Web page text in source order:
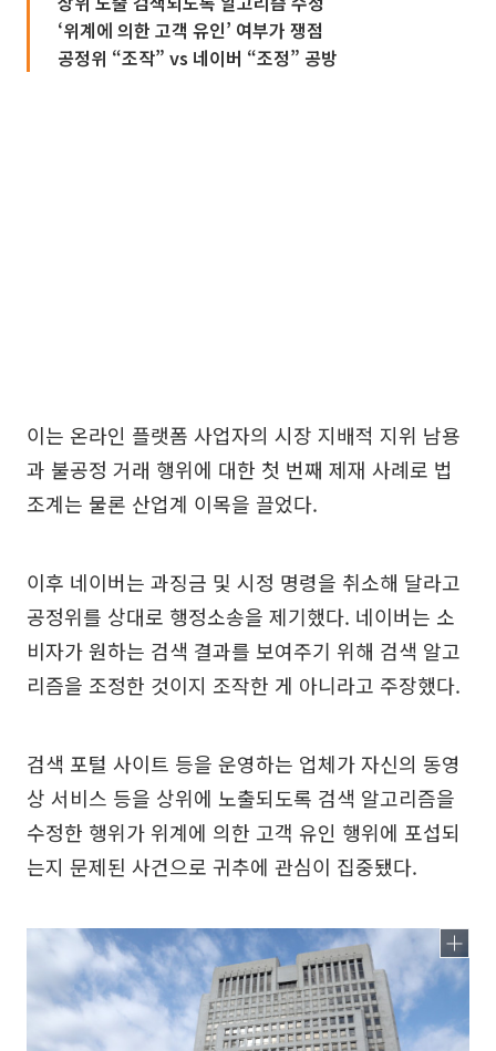
‘위계에 의한 고객 유인’ 여부가 쟁점
공정위 “조작” vs 네이버 “조정” 공방
이는 온라인 플랫폼 사업자의 시장 지배적 지위 남용
과 불공정 거래 행위에 대한 첫 번째 제재 사례로 법
조계는 물론 산업계 이목을 끌었다.
이후 네이버는 과징금 및 시정 명령을 취소해 달라고
공정위를 상대로 행정소송을 제기했다. 네이버는 소
비자가 원하는 검색 결과를 보여주기 위해 검색 알고
리즘을 조정한 것이지 조작한 게 아니라고 주장했다.
검색 포털 사이트 등을 운영하는 업체가 자신의 동영
상 서비스 등을 상위에 노출되도록 검색 알고리즘을
수정한 행위가 위계에 의한 고객 유인 행위에 포섭되
는지 문제된 사건으로 귀추에 관심이 집중됐다.